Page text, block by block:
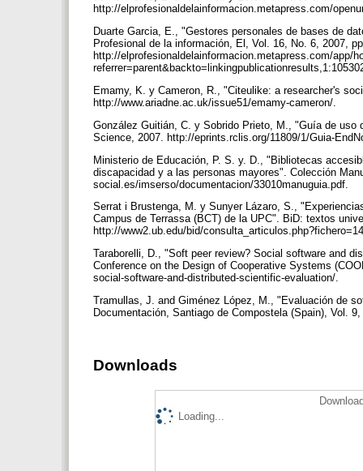
http://elprofesionaldelainformacion.metapress.com/
Duarte Garcia, E., "Gestores personales de bases de
Profesional de la información, El, Vol. 16, No. 6, 2007,
http://elprofesionaldelainformacion.metapress.com/app/
Emamy, K. y Cameron, R., "Citeulike: a researcher's
http://www.ariadne.ac.uk/issue51/emamy-cameron/.
González Guitián, C. y Sobrido Prieto, M., "Guía de
Science, 2007. http://eprints.rclis.org/11809/1/Guia-
Ministerio de Educación, P. S. y. D., "Bibliotecas
discapacidad y a las personas mayores". Colección
social.es/imserso/documentacion/33010manuguia.pdf.
Serrat i Brustenga, M. y Sunyer Lázaro, S.,
Campus de Terrassa (BCT) de la UPC". BiD: textos
http://www2.ub.edu/bid/
Taraborelli, D., "Soft peer review? Social software and
Conference on the Design of Cooperative Systems
social-software-and-distributed-scientific-evaluation/.
Tramullas, J. and Giménez López, M., "Evaluación de
Documentación, Santiago de Compostela (Spain), Vol.
Downloads
Loading...